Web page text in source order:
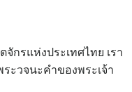
กรแห่งประเทศไทย เรา
ะวจนะคำของพระเจ้า